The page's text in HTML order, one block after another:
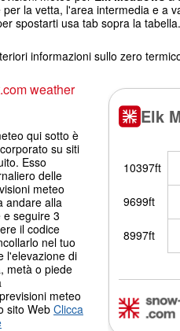
la vetta, l'area intermedia e a
spostarti usa tab sopra la
informazioni sullo zero
weather
qui sotto è
su siti
Esso
delle
meteo
andare alla
seguire 3
il codice
nel tuo
l'elevazione di
metà o piede
meteo
sito WebClicca